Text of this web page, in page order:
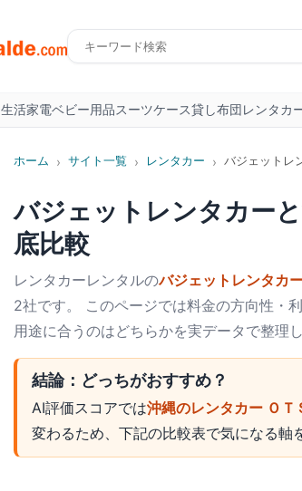
生活家電ベビー用品スーツケース貸し布団レンタカ
ホーム › サイト一覧 › レンタカー › バジェットレ
バジェットレンタカーと
底比較
レンタカーレンタルのバジェットレンタカ
2社です。 このページでは料金の方向性・
用途に合うのはどちらかを実データで整理し
結論：どっちがおすすめ？
AI評価スコアでは沖縄のレンタカー ＯＴ
変わるため、下記の比較表で気になる軸